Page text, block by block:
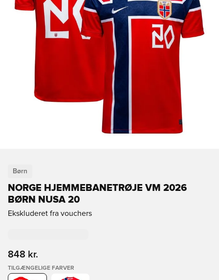
Børn
NORGE HJEMMEBANETRØJE VM 2026
BØRN NUSA 20
Ekskluderet fra vouchers
848 kr.
TILGÆNGELIGE FARVER